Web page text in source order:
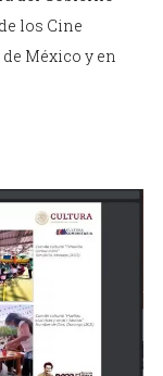
los Cine
México y en